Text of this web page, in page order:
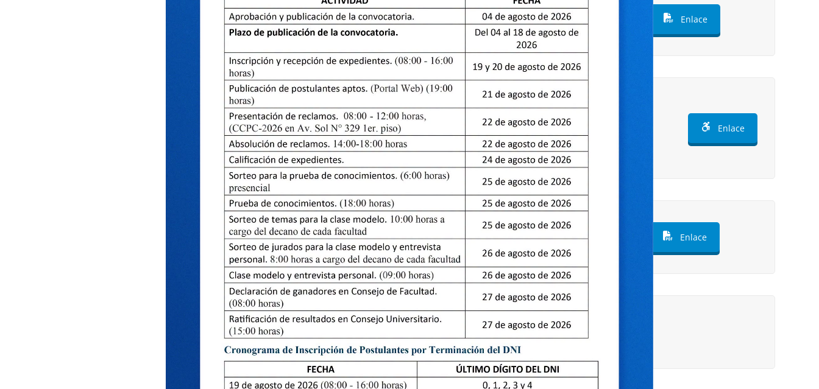
DECRETO SUPREMO QUE MODIFICA EL REGLAMENTO DE LA LEY N° 27942
Ley de Prevención y Sanción del Hostigamiento Sexual
Enlace
RESOLUCIÓN VICEMINISTERIAL N° 328-2021-MINEDU
Lineamientos para la elaboración de documentos normativos internos para la
prevención e intervención en casos de hostigamiento sexual en la comunidad
universitaria
Enlace
CÓDIGO DE ETICA DE LA UNIVERSIDAD NACIONAL DEL ALTIPLANO PUNO
VIgente
Enlace
POLÍTICA AMBIENTAL 2023-2028
VIgente
Enlace